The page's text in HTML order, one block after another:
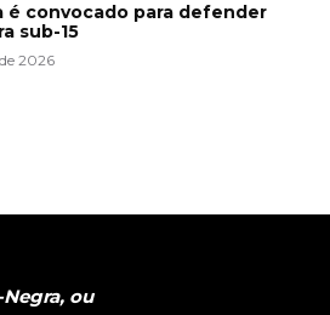
é convocado para defender
sub-15
2026
ou